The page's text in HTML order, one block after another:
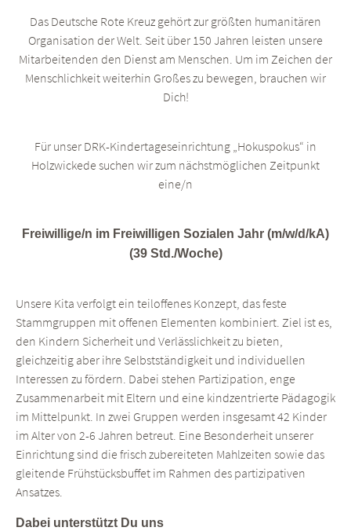
Das Deutsche Rote Kreuz gehört zur größten humanitären
Organisation der Welt. Seit über 150 Jahren leisten unsere
Mitarbeitenden den Dienst am Menschen. Um im Zeichen der
Menschlichkeit weiterhin Großes zu bewegen, brauchen wir
Dich!
Für unser DRK-Kindertageseinrichtung „Hokuspokus“ in
Holzwickede suchen wir zum nächstmöglichen Zeitpunkt
eine/n
Freiwillige/n im Freiwilligen Sozialen Jahr (m/w/d/kA)
(39 Std./Woche)
Unsere Kita verfolgt ein teiloffenes Konzept, das feste
Stammgruppen mit offenen Elementen kombiniert. Ziel ist es,
den Kindern Sicherheit und Verlässlichkeit zu bieten,
gleichzeitig aber ihre Selbstständigkeit und individuellen
Interessen zu fördern. Dabei stehen Partizipation, enge
Zusammenarbeit mit Eltern und eine kindzentrierte Pädagogik
im Mittelpunkt. In zwei Gruppen werden insgesamt 42 Kinder
im Alter von 2-6 Jahren betreut. Eine Besonderheit unserer
Einrichtung sind die frisch zubereiteten Mahlzeiten sowie das
gleitende Frühstücksbuffet im Rahmen des partizipativen
Ansatzes.
Dabei unterstützt Du uns